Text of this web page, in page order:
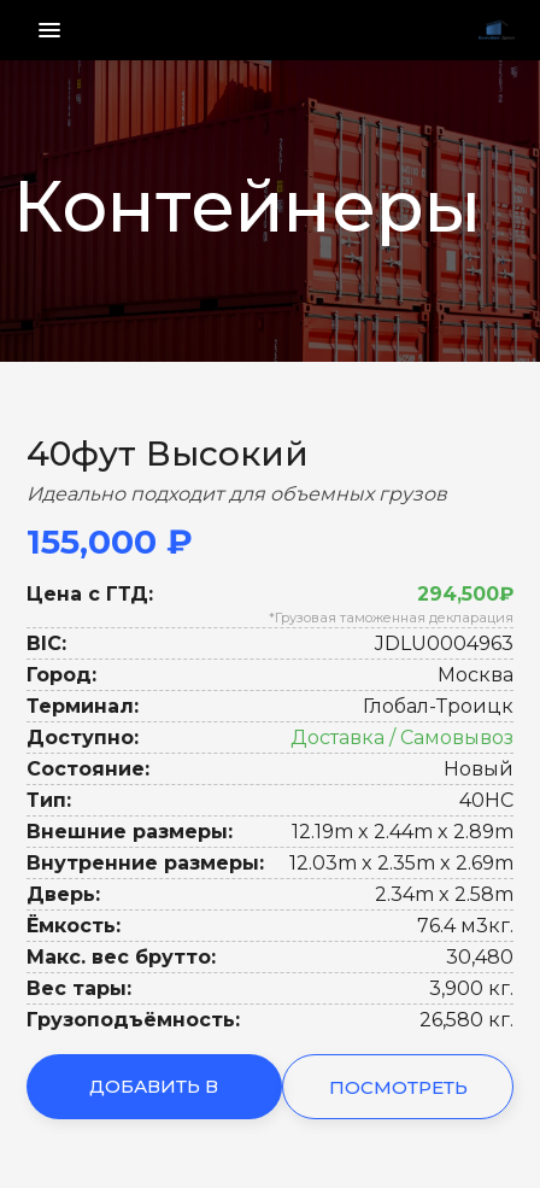
menu_vert
Контейнеры
НАЗАД ВПЕРЕД
40фут Высокий
Идеально подходит для объемных грузов
155,000 ₽
Цена с ГТД: 294,500₽
*Грузовая таможенная декларация
BIC:
JDLU0004963
Город:
Москва
Терминал:
Глобал-Троицк
Доступно:
Доставка / Самовывоз
Состояние:
Новый
Тип:
40HC
Внешние размеры:
12.19m x 2.44m x 2.89m
Внутренние размеры:
12.03m x 2.35m x 2.69m
Дверь:
2.34m x 2.58m
Ёмкость:
76.4 м3кг.
Макс. вес брутто:
30,480
Вес тары:
3,900 кг.
Грузоподъёмность:
26,580 кг.
ДОБАВИТЬ В ПОСМОТРЕТЬ